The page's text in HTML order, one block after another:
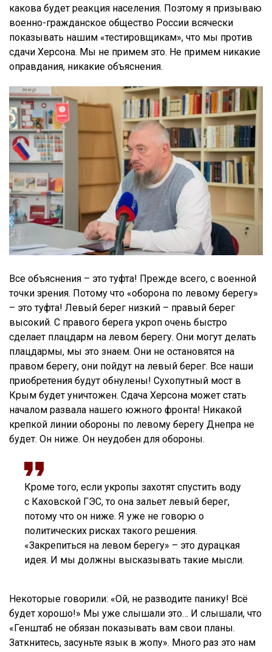
какова будет реакция населения. Поэтому я призываю
военно-гражданское общество России всячески
показывать нашим «тестировщикам», что мы против
сдачи Херсона. Мы не примем это. Не примем никакие
оправдания, никакие объяснения.
Все объяснения – это туфта! Прежде всего, с военной
точки зрения. Потому что «оборона по левому берегу»
– это туфта! Левый берег низкий – правый берег
высокий. С правого берега укроп очень быстро
сделает плацдарм на левом берегу. Они могут делать
плацдармы, мы это знаем. Они не остановятся на
правом берегу, они пойдут на левый берег. Все наши
приобретения будут обнулены! Сухопутный мост в
Крым будет уничтожен. Сдача Херсона может стать
началом развала нашего южного фронта! Никакой
крепкой линии обороны по левому берегу Днепра не
будет. Он ниже. Он неудобен для обороны.
Кроме того, если укропы захотят спустить воду
с Каховской ГЭС, то она зальет левый берег,
потому что он ниже. Я уже не говорю о
политических рисках такого решения.
«Закрепиться на левом берегу» – это дурацкая
идея. И мы должны высказывать такие мысли.
Некоторые говорили: «Ой, не разводите панику! Всё
будет хорошо!» Мы уже слышали это… И слышали, что
«Генштаб не обязан показывать вам свои планы.
Заткнитесь, засуньте язык в жопу». Много раз это нам